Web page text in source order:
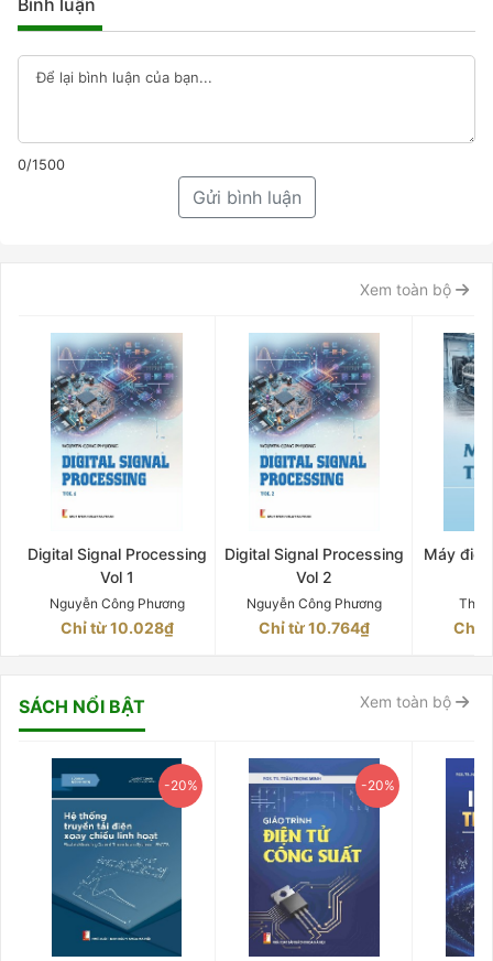
Bình luận
0/1500
Gửi bình luận
Xem toàn bộ
Digital Signal Processing
Vol 1
Nguyễn Công Phương
Chỉ từ 10.028₫
Digital Signal Processing
Vol 2
Nguyễn Công Phương
Chỉ từ 10.764₫
Máy
Chỉ
SÁCH NỔI BẬT Xem toàn bộ
-20% -20%